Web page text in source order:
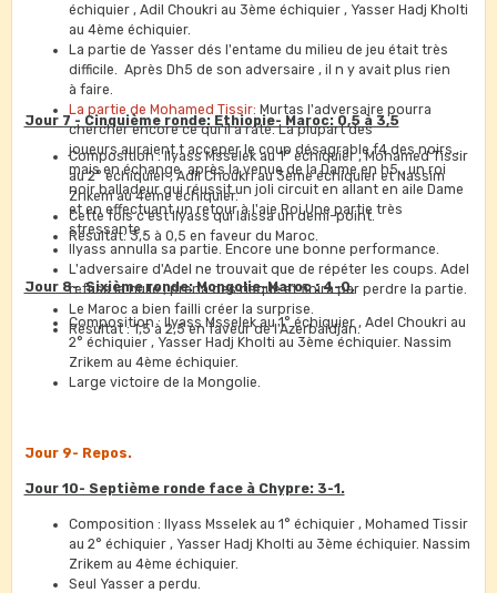
échiquier , Adil Choukri au 3ème échiquier , Yasser Hadj Kholti
au 4ème échiquier.
La partie de Yasser dés l'entame du milieu de jeu était très
difficile. Après Dh5 de son adversaire , il n y avait plus rien
à faire.
La partie de Mohamed Tissir: Murtas l'adversaire pourra
chercher encore ce qui'il a raté. La plupart des
joueurs auraient t acceper le coup désagrable f4 des noirs ,
mais en échange après la venue de la Dame en h5 , un roi
noir balladeur qui réussit un joli circuit en allant en aile Dame
et en effectuant un retour à l'aie Roi.Une partie très
stressante .
Ilyass annulla sa partie. Encore une bonne performance.
L'adversaire d'Adel ne trouvait que de répéter les coups. Adel
refusa la nulle , prena des risque et finira par perdre la partie.
Le Maroc a bien failli créer la surprise.
Résultat : 1,5 à 2,5 en faveur de l'Azerbaidjan.
Jour 7 - Cinquième ronde: Ethiopie- Maroc: 0,5 à 3,5
Composition : Ilyass Msselek au 1° échiquier , Mohamed Tissir
au 2° échiquier , Adil Choukri au 3ème échiquier et Nassim
Zrikem au 4ème échiquier.
Cette fois c'est Ilyass qui laissa un demi-point.
Résultat: 3,5 à 0,5 en faveur du Maroc.
Jour 8- Sixième ronde: Mongolie-Maroc : 4-0.
Composition : Ilyass Msselek au 1° échiquier , Adel Choukri au
2° échiquier , Yasser Hadj Kholti au 3ème échiquier. Nassim
Zrikem au 4ème échiquier.
Large victoire de la Mongolie.
Jour 9- Repos.
Jour 10- Septième ronde face à Chypre: 3-1.
Composition : Ilyass Msselek au 1° échiquier , Mohamed Tissir
au 2° échiquier , Yasser Hadj Kholti au 3ème échiquier. Nassim
Zrikem au 4ème échiquier.
Seul Yasser a perdu.